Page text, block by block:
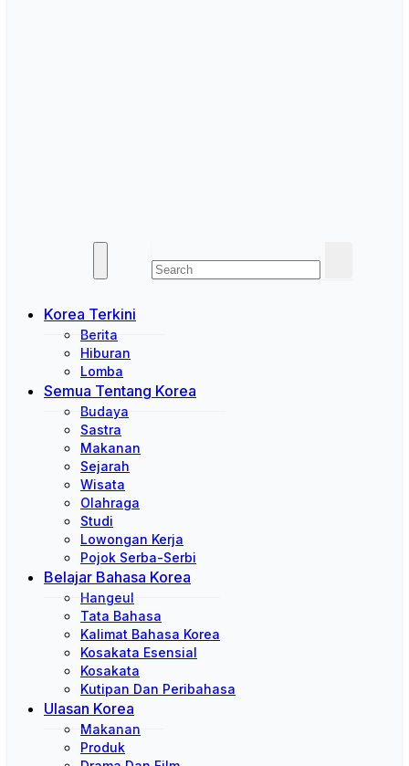
Korea Terkini
Berita
Hiburan
Lomba
Semua Tentang Korea
Budaya
Sastra
Makanan
Sejarah
Wisata
Olahraga
Studi
Lowongan Kerja
Pojok Serba-Serbi
Belajar Bahasa Korea
Hangeul
Tata Bahasa
Kalimat Bahasa Korea
Kosakata Esensial
Kosakata
Kutipan Dan Peribahasa
Ulasan Korea
Makanan
Produk